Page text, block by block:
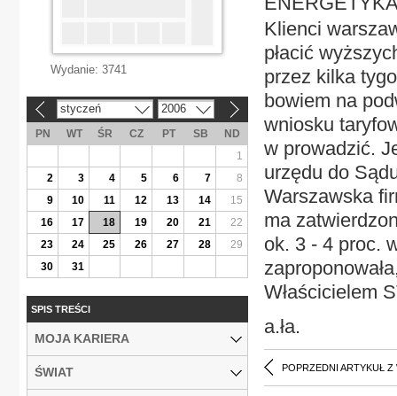
Klienci
płacić
przez kilka
bowiem na
wniosku
w prowadzić.
urzędu do
Warszawska
ma
ok. 3 - 4 proc.
Właścicielem
a.ła.
POPRZEDNI ARTYKUŁ Z
Wydanie: 3741
styczeń 2006
PN WT ŚR CZ PT SB
ND
1
2
3 4 5 6 7
8
9
10 11 12 13 14
15
16
17 18 19 20 21
22
23
24 25 26 27 28
29
30
31
SPIS TREŚCI
MOJA KARIERA
ŚWIAT